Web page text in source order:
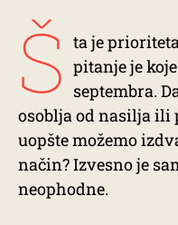
Š ta je
pitanje je
septembra.
osoblja od nasilja ili
uopšte možemo
način? Izvesno je
neophodne.